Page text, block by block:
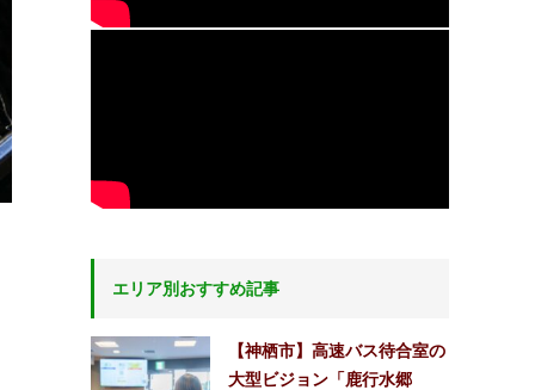
エリア別おすすめ記事
【神栖市】高速バス待合室の
大型ビジョン「鹿行水郷